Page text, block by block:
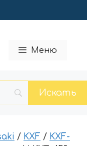
Меню
/ KXF / KXF-